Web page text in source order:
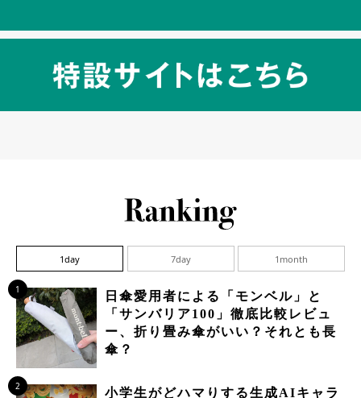
1day 7day 1month
1
日傘愛用者による「モンベル」と
「サンバリア100」徹底比較レビュ
ー、折り畳み傘がいい？それとも長
傘？
2
小学生がどハマりする生成AIキャラ